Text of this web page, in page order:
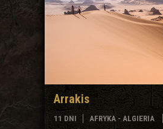
Arrakis
11 DNI AFRYKA - ALGIERIA